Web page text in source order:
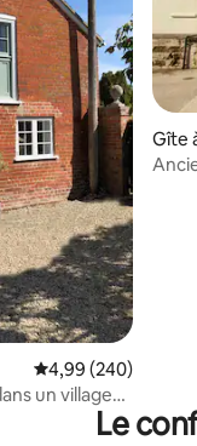
Évaluation
4,99 (240)
un village
Gîte
Le